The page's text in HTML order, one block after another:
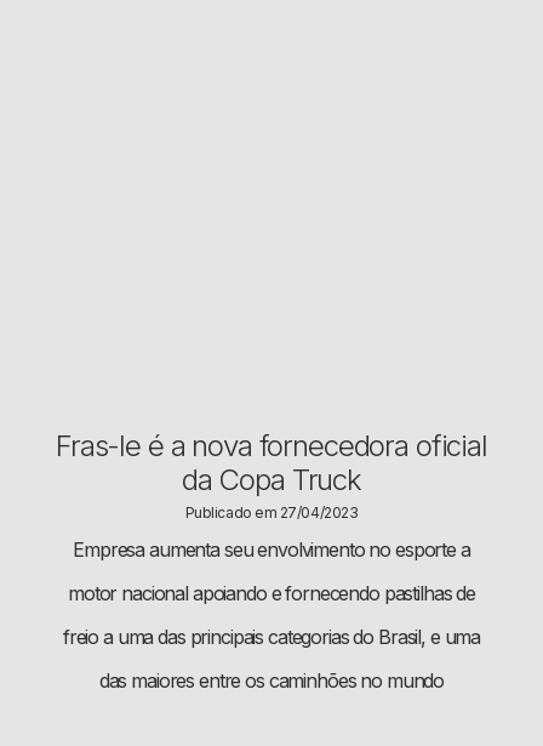
Fras-le é a nova fornecedora oficial
da Copa Truck
Publicado em 27/04/2023
Empresa aumenta seu envolvimento no esporte a
motor nacional apoiando e fornecendo pastilhas de
freio a uma das principais categorias do Brasil, e uma
das maiores entre os caminhões no mundo